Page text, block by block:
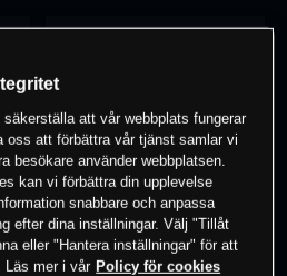
har en position i detta
handla
att vår webbplats fungerar
oss att förbättra vår tjänst samlar vi
besökare använder webbplatsen.
kan vi förbättra din upplevelse
snabbare och anpassa
efter dina inställningar. Välj "Tillåt
eller "Hantera inställningar" för att
Läs mer i vår Policy för cookies